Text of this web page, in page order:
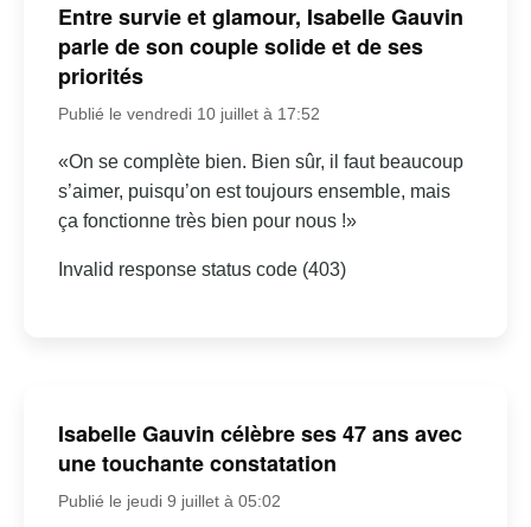
Entre survie et glamour, Isabelle Gauvin
parle de son couple solide et de ses
priorités
Publié le vendredi 10 juillet à 17:52
«On se complète bien. Bien sûr, il faut beaucoup
s’aimer, puisqu’on est toujours ensemble, mais
ça fonctionne très bien pour nous !»
Invalid response status code (403)
Isabelle Gauvin célèbre ses 47 ans avec
une touchante constatation
Publié le jeudi 9 juillet à 05:02